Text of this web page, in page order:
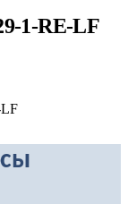
1-RE-LF
LF